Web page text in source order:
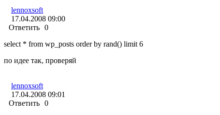
lennoxsoft
17.04.2008 09:00
Ответить 0
select * from wp_posts order by rand() limit 6
по идее так, проверяй
lennoxsoft
17.04.2008 09:01
Ответить 0